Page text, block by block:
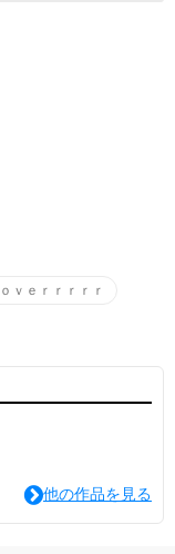
ｖｅｒｒｒｒｒ
他の作品を見る